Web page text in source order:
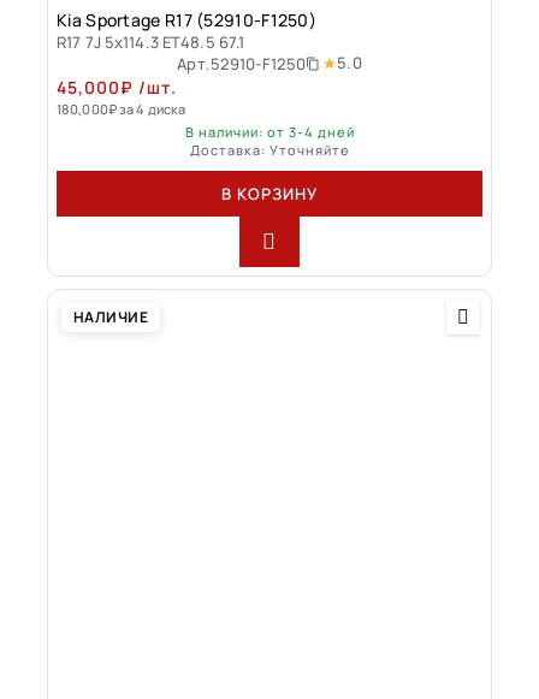
Kia Sportage R17 (52910-F1250)
R17 7J 5x114.3 ET48.5 67.1
Арт.52910-F1250 5.0
45,000₽ /шт.
180,000₽за 4 диска
В наличии: от 3-4 дней
Доставка: Уточняйте
В КОРЗИНУ
НАЛИЧИЕ